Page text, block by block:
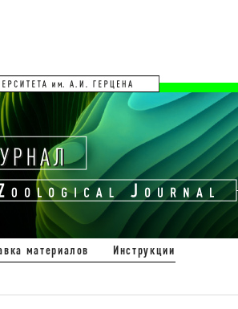
материалов Инструкции